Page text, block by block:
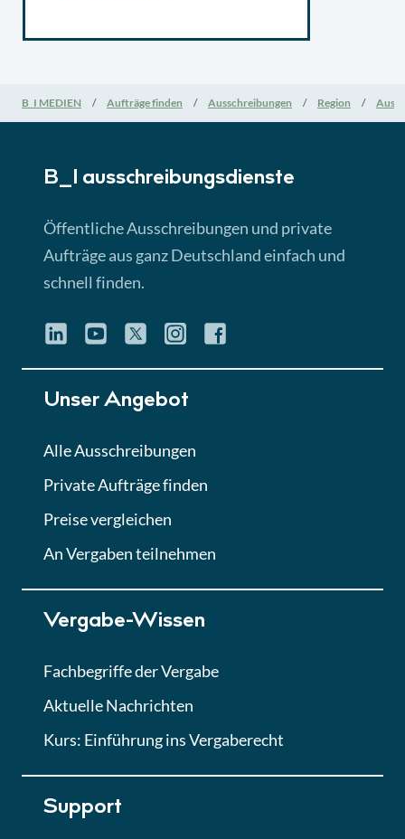
B_I MEDIEN Aufträge finden Ausschreibungen Region
B_I ausschreibungs­dienste
Öffentliche Ausschreibungen und private
Aufträge aus ganz Deutschland einfach und
schnell finden.
Unser Angebot
Alle Ausschreibungen
Private Aufträge finden
Preise vergleichen
An Vergaben teilnehmen
Vergabe-Wissen
Fachbegriffe der Vergabe
Aktuelle Nachrichten
Kurs: Einführung ins Vergaberecht
Support